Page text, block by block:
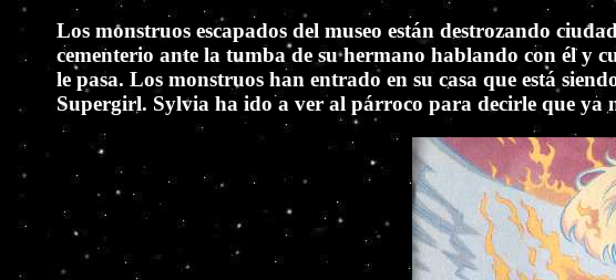
Los monstruos escapados del museo están destrozando
cementerio ante la tumba de su hermano hablando con él y
le pasa. Los monstruos han entrado en su casa que está
Supergirl. Sylvia ha ido a ver al párroco para decirle que ya